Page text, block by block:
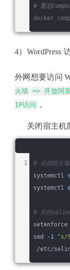
# 重启
docker
4）WordPress
外网想要访问
火墙 => 开放阿
IP访问 。
关闭宿主机
# 关闭防火墙
systemctl
systemctl
# 关闭
sed - i
"s/
/etc/